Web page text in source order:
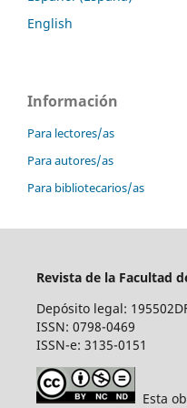
English
Información
Para lectores/as
Para autores/as
Para bibliotecarios/as
Revista de la Facultad
Depósito legal:
ISSN: 0798-0469
ISSN-e: 3135-0151
Esta